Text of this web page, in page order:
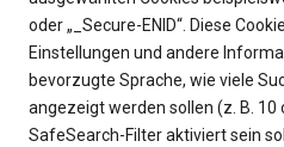
oder „_Secure-ENID“. Diese
Einstellungen und andere
bevorzugte Sprache, wie viele
angezeigt werden sollen (z. B. 10
SafeSearch-Filter aktiviert sein